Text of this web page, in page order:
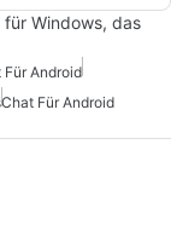
Windows, das
Android
Chat Für Android